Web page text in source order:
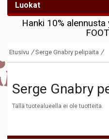
Luokat
Hanki 10% alennusta
Etusivu Serge Gnabry pelipaita
Serge Gnabry
Tällä tuotealueella ei ole tuotteita.